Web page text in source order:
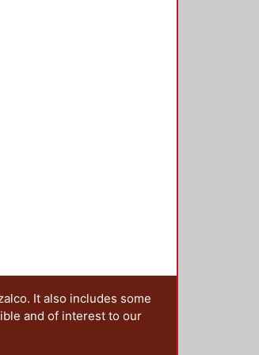
It also includes some
and of interest to our